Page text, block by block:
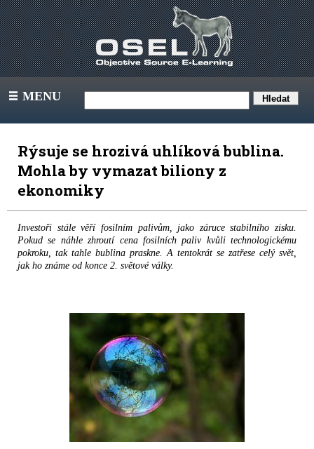
III MENU
Rýsuje se hrozivá uhlíková bublina.
Mohla by vymazat biliony z
ekonomiky
Investoři stále věří fosilním palivům, jako záruce stabilního zisku.
Pokud se náhle zhroutí cena fosilních paliv kvůli technologickému
pokroku, tak tahle bublina praskne. A tentokrát se zatřese celý svět,
jak ho známe od konce 2. světové války.